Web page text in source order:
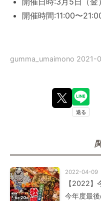
開催時間:11:00〜
gumma_umaimono 2021-
2022-04-09
【2022】
今年度最